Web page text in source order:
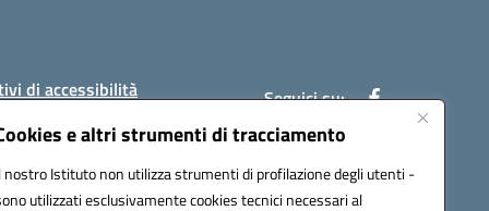
e altri strumenti di tracciamento
nostro Istituto non utilizza strumenti di profilazione degli utenti -
utilizzati esclusivamente cookies tecnici necessari al
di accessibilità Seguici su:
PAIC8BW002@pec.istruzione.it